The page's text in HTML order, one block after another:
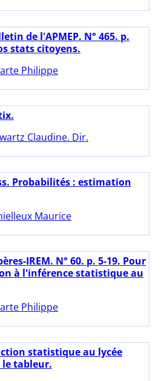
de l'APMEP. N° 465. p.
stats citoyens.
Philippe
Claudine. Dir.
Probabilités : estimation
Maurice
IREM. N° 60. p. 5-19. Pour
à l'inférence statistique au
Philippe
statistique au lycée
tableur.